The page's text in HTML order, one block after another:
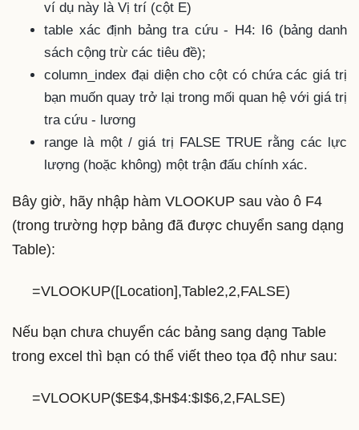
ví dụ này là Vị trí (cột E)
table xác định bảng tra cứu - H4: I6 (bảng danh
sách cộng trừ các tiêu đề);
column_index đại diện cho cột có chứa các giá trị
bạn muốn quay trở lại trong mối quan hệ với giá trị
tra cứu - lương
range là một / giá trị FALSE TRUE rằng các lực
lượng (hoặc không) một trận đấu chính xác.
Bây giờ, hãy nhập hàm VLOOKUP sau vào ô F4
(trong trường hợp bảng đã được chuyển sang dạng
Table):
=VLOOKUP([Location],Table2,2,FALSE)
Nếu bạn chưa chuyển các bảng sang dạng Table
trong excel thì bạn có thể viết theo tọa độ như sau:
=VLOOKUP($E$4,$H$4:$I$6,2,FALSE)